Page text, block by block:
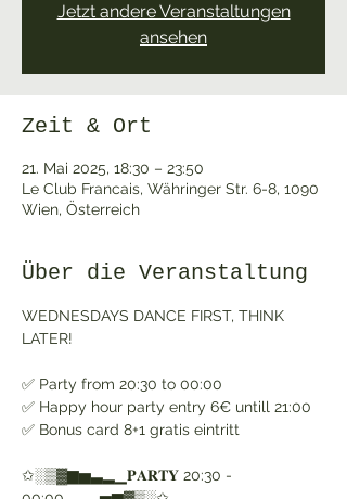
Jetzt andere Veranstaltungen
ansehen
Zeit & Ort
21. Mai 2025, 18:30 – 23:50
Le Club Francais, Währinger Str. 6-8, 1090
Wien, Österreich
Über die Veranstaltung
WEDNESDAYS DANCE FIRST, THINK
LATER!
✅ Party from 20:30 to 00:00
✅ Happy hour party entry 6€ untill 21:00
✅ Bonus card 8+1 gratis eintritt
✩░▒▓▆▅▃▂▁𝐏𝐀𝐑𝐓𝐘 20:30 -